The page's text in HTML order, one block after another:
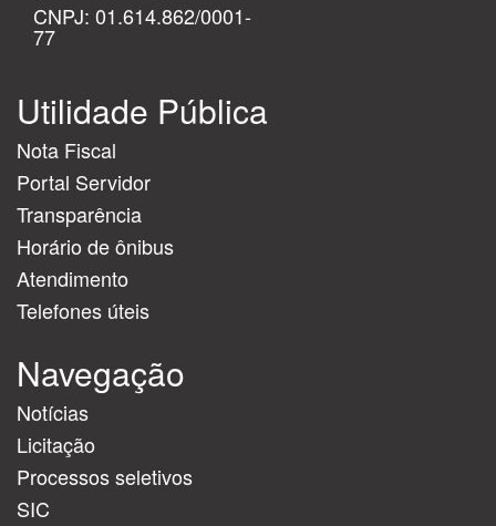
CNPJ: 01.614.862/0001-
77
Utilidade Pública
Nota Fiscal
Portal Servidor
Transparência
Horário de ônibus
Atendimento
Telefones úteis
Navegação
Notícias
Licitação
Processos seletivos
SIC